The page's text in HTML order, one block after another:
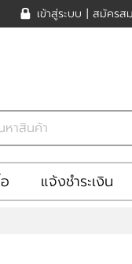
เข้าสู่ระบบ | สมัครส
แจ้งชำระเงิน